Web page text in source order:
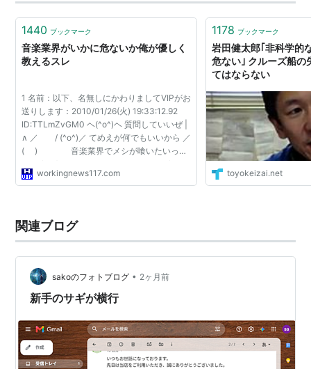
ンクします。
1440 ブックマーク
音楽業界がいかに危ないか俺が優しく
教えるスレ
1 名前：以下、名無しにかわりましてVIPがお
送りします：2010/01/26(火) 19:33:12.92
ID:TTLmZvGM0 ヘ(^o^)ヘ 質問していいぜ |
∧ ／ / (^o^)／ てめえが何でもいいから ／
( ) 音楽業界でメシが喰いたいって
三 (／o^) ＜ ＼ 三 ( ／ ／ く まずはそ
workingnews117.com
1178 ブックマーク
岩田健太郎｢非科学的
危ない｣ クルーズ船の
てはならない
toyokeizai.net
関連ブログ
sakoのフォトブログ • 2ヶ月前
新手のサギが横行